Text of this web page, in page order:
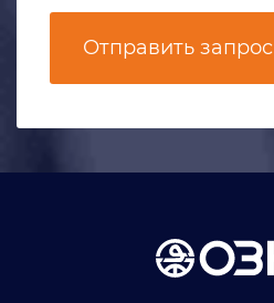
Отправить запрос